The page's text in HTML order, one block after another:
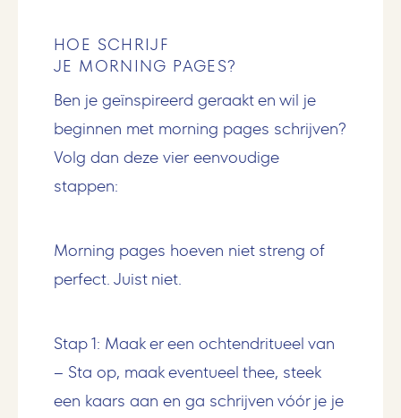
HOE SCHRIJF
JE MORNING PAGES?
Ben je geïnspireerd geraakt en wil je
beginnen met morning pages schrijven?
Volg dan deze vier eenvoudige
stappen:
Morning pages hoeven niet streng of
perfect. Juist niet.
Stap 1: Maak er een ochtendritueel van
– Sta op, maak eventueel thee, steek
een kaars aan en ga schrijven vóór je je